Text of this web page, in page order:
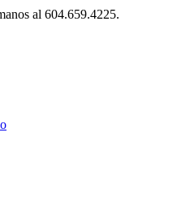
al 604.659.4225.